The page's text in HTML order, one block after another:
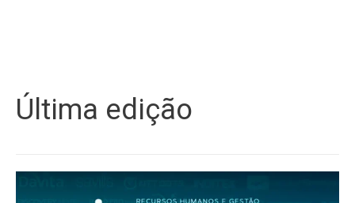
Última edição